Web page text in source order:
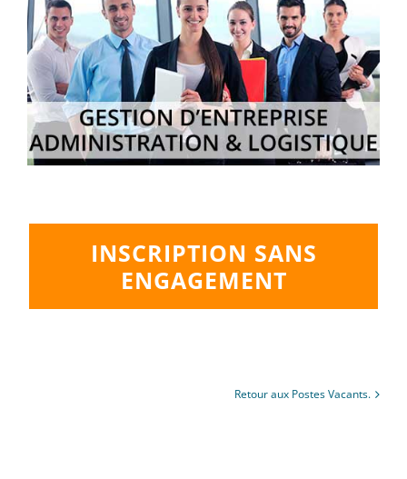
INSCRIPTION SANS
ENGAGEMENT
Retour aux Postes Vacants.